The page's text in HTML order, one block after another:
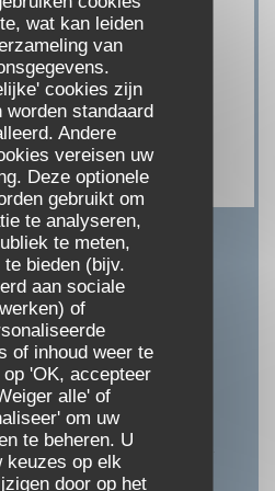
wat kan leiden
van
cookies zijn
worden standaard
Andere
vereisen uw
Deze optionele
gebruikt om
te analyseren,
te meten,
bieden (bijv.
aan sociale
of
of inhoud weer te
'OK, accepteer
alle' of
om uw
te beheren. U
keuzes op elk
door op het
contact, Eurocard /
Contant geld, Visa,
Debetkaart
-Zon